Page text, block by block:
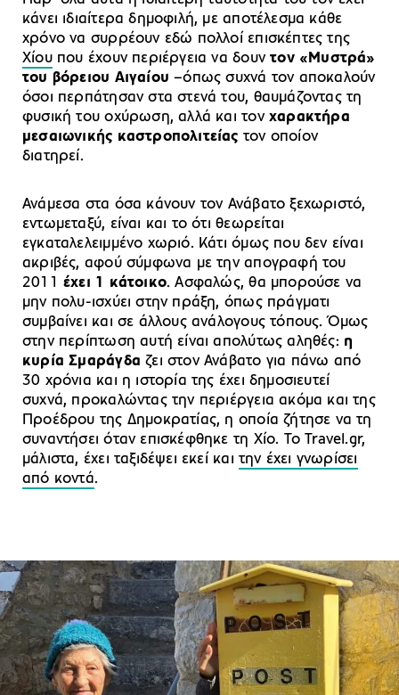
κάνει ιδιαίτερα δημοφιλή, με αποτέλεσμα κάθε
χρόνο να συρρέουν εδώ πολλοί επισκέπτες της
Χίουπου έχουν περιέργεια να δουντον «Μυστρά»
του βόρειου Αιγαίου–όπως συχνά τον αποκαλούν
όσοι περπάτησαν στα στενά του, θαυμάζοντας τη
φυσική του οχύρωση, αλλά και τον χαρακτήρα
μεσαιωνικής καστροπολιτείας τον οποίον
διατηρεί.
Ανάμεσα στα όσα κάνουν τον Ανάβατο ξεχωριστό,
εντωμεταξύ, είναι και το ότι θεωρείται
εγκαταλελειμμένο χωριό. Κάτι όμως που δεν είναι
ακριβές, αφού σύμφωνα με την απογραφή του
2011έχει 1 κάτοικο. Ασφαλώς, θα μπορούσε να
μην πολυ-ισχύει στην πράξη, όπως πράγματι
συμβαίνει και σε άλλους ανάλογους τόπους. Όμως
στην περίπτωση αυτή είναι απολύτως αληθές: η
κυρία Σμαράγδα ζει στον Ανάβατο για πάνω από
30 χρόνια και η ιστορία της έχει δημοσιευτεί
συχνά, προκαλώντας την περιέργεια ακόμα και της
Προέδρου της Δημοκρατίας, η οποία ζήτησε να τη
συναντήσει όταν επισκέφθηκε τη Χίο. To Travel.gr,
μάλιστα, έχει ταξιδέψει εκεί και την έχει γνωρίσει
από κοντά.